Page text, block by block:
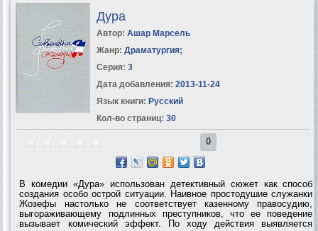
Дура
Автор: Ашар Марсель
Жанр: Драматургия;
Серия: 3
Дата добавления: 2013-11-24
Язык книги: Русский
Кол-во страниц: 30
0
В комедии «Дура» использован детективный сюжет как способ
создания особо острой ситуации. Наивное простодушие служанки
Жозефы настолько не соответствует казенному правосудию,
выгораживающему подлинных преступников, что ее поведение
вызывает комический эффект. По ходу действия выявляется